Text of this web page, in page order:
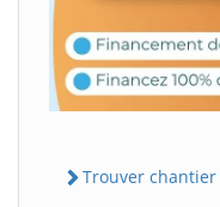
Trouver chantier